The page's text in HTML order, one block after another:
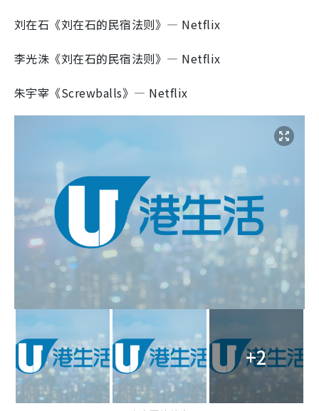
刘在石《刘在石的民宿法则》— Netflix
李光洙《刘在石的民宿法则》— Netflix
朱宇宰《Screwballs》— Netflix
+2